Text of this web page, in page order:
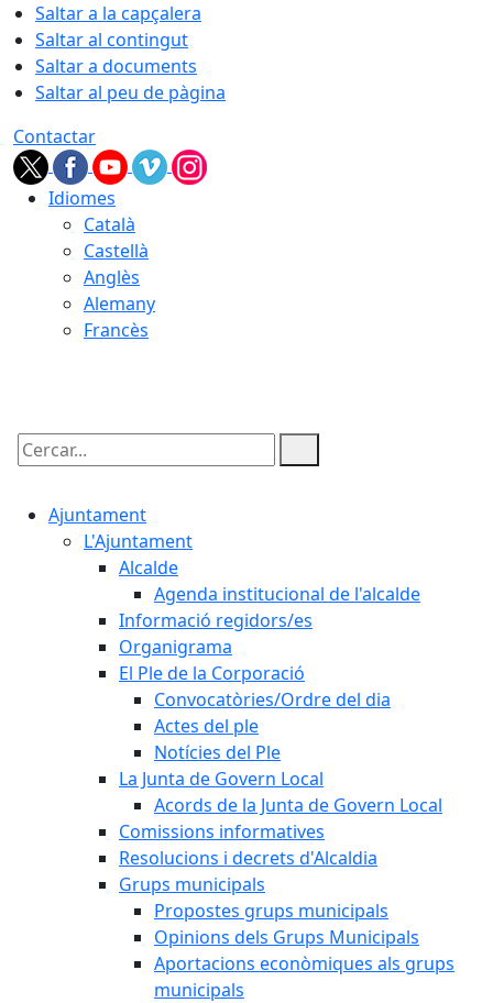
Saltar a la capçalera
Saltar al contingut
Saltar a documents
Saltar al peu de pàgina
Contactar
Idiomes
Català
Castellà
Anglès
Alemany
Francès
Cercar:
Ajuntament
L'Ajuntament
Alcalde
Agenda institucional de l'alcalde
Informació regidors/es
Organigrama
El Ple de la Corporació
Convocatòries/Ordre del dia
Actes del ple
Notícies del Ple
La Junta de Govern Local
Acords de la Junta de Govern Local
Comissions informatives
Resolucions i decrets d'Alcaldia
Grups municipals
Propostes grups municipals
Opinions dels Grups Municipals
Aportacions econòmiques als grups
municipals